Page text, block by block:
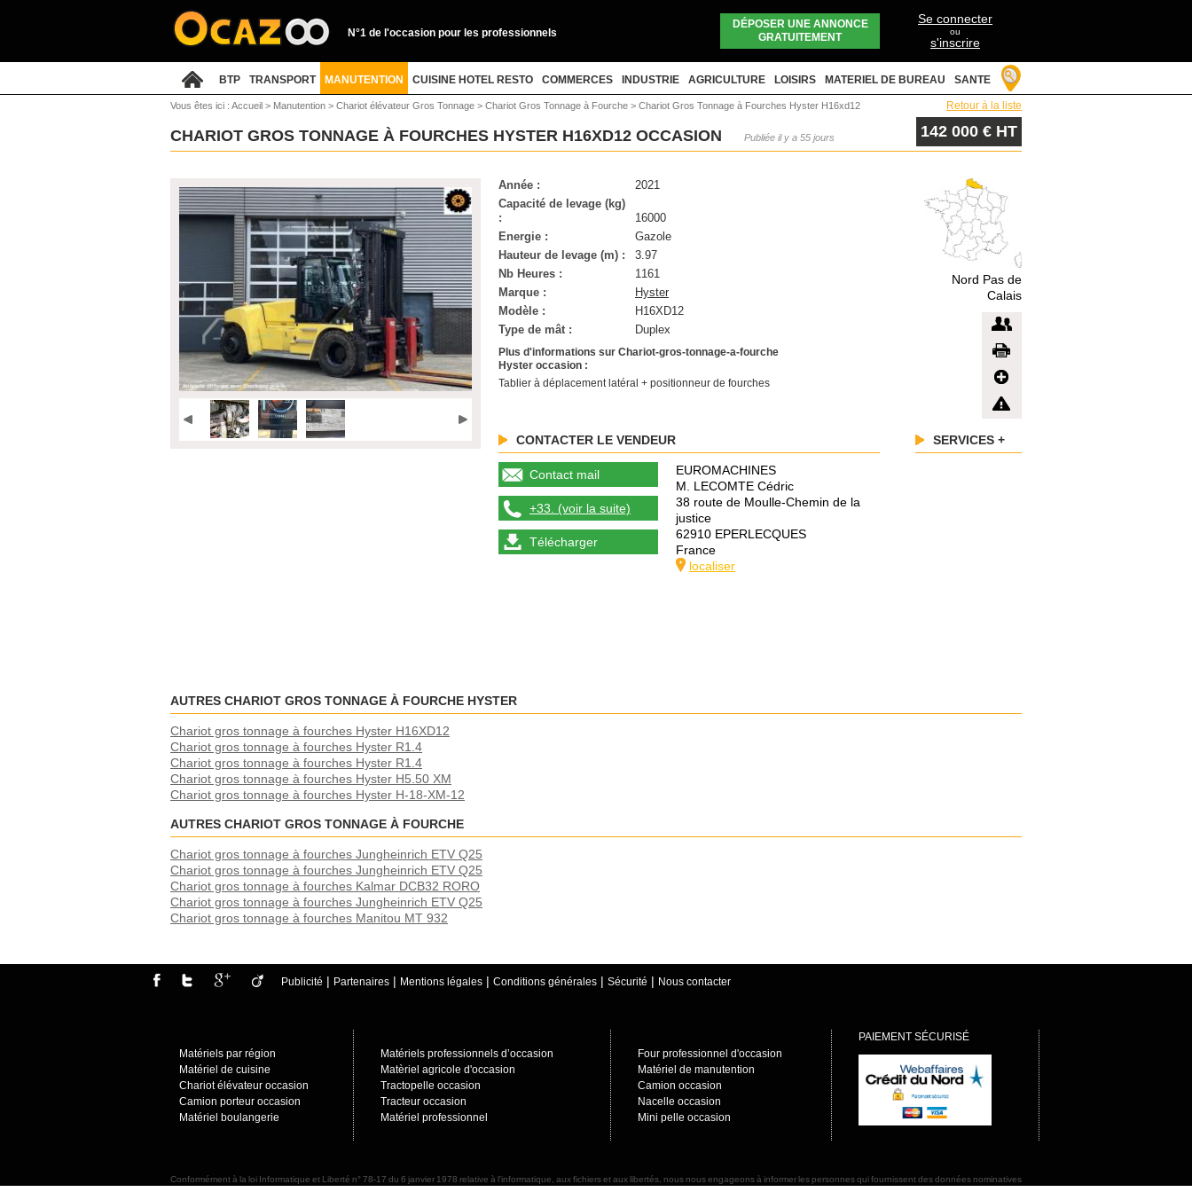
N°1 de l'occasion pour les professionnels
DÉPOSER UNE ANNONCE
GRATUITEMENT
Se connecter
ou
s'inscrire
BTP TRANSPORT MANUTENTION CUISINE HOTEL RESTO COMMERCES INDUSTRIE AGRICULTURE LOISIRS MATERIEL DE BUREAU SANTE
Vous êtes ici : Accueil > Manutention > Chariot élévateur Gros Tonnage > Chariot Gros Tonnage à Fourche > Chariot Gros Tonnage à Fourches Hyster H16xd12 Retour à la liste
CHARIOT GROS TONNAGE À FOURCHES HYSTER H16XD12 OCCASION Publiée il y a 55 jours 142 000 € HT
Année :
2021
Capacité de levage (kg)
:
16000
Energie :
Gazole
Hauteur de levage (m) :
3.97
Nb Heures :
1161
Marque :
Hyster
Modèle :
H16XD12
Type de mât :
Duplex
Plus d'informations sur Chariot-gros-tonnage-a-fourche
Hyster occasion :
Tablier à déplacement latéral + positionneur de fourches
Nord Pas de
Calais
CONTACTER LE VENDEUR
Contact mail
+33. (voir la suite)
Télécharger
EUROMACHINES
M. LECOMTE Cédric
38 route de Moulle-Chemin de la
justice
62910 EPERLECQUES
France
localiser
SERVICES +
AUTRES CHARIOT GROS TONNAGE À FOURCHE HYSTER
Chariot gros tonnage à fourches Hyster H16XD12
Chariot gros tonnage à fourches Hyster R1.4
Chariot gros tonnage à fourches Hyster R1.4
Chariot gros tonnage à fourches Hyster H5.50 XM
Chariot gros tonnage à fourches Hyster H-18-XM-12
AUTRES CHARIOT GROS TONNAGE À FOURCHE
Chariot gros tonnage à fourches Jungheinrich ETV Q25
Chariot gros tonnage à fourches Jungheinrich ETV Q25
Chariot gros tonnage à fourches Kalmar DCB32 RORO
Chariot gros tonnage à fourches Jungheinrich ETV Q25
Chariot gros tonnage à fourches Manitou MT 932
Publicité | Partenaires | Mentions légales | Conditions générales | Sécurité | Nous contacter
Matériels par région
Matériel de cuisine
Chariot élévateur occasion
Camion porteur occasion
Matériel boulangerie
Matériels professionnels d’occasion
Matèriel agricole d'occasion
Tractopelle occasion
Tracteur occasion
Matériel professionnel
Four professionnel d'occasion
Matériel de manutention
Camion occasion
Nacelle occasion
Mini pelle occasion
PAIEMENT SÉCURISÉ
Conformément à la loi Informatique et Liberté n° 78-17 du 6 janvier 1978 relative à l'informatique, aux fichiers et aux libertés, nous nous engageons à informer les personnes qui fournissent des données nominatives